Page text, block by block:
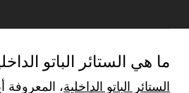
ما هي الستائر الباتو
الستائر الباتو الداخلية، المعروفة